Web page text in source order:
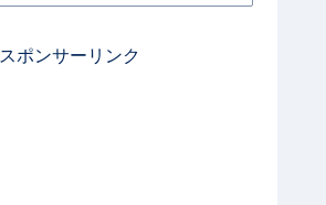
スポンサーリンク